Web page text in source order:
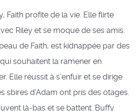
Faith profite de la vie. Elle flirte
Riley et se moque de ses amis.
de Faith, est kidnappée par des
souhaitent la ramener en
Elle réussit à s’enfuir et se dirige
sbires d’Adam ont pris des otages.
là-bas et se battent. Buffy